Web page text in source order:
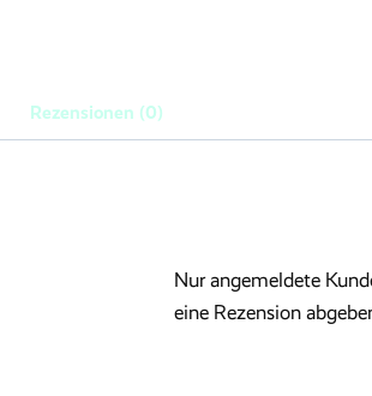
Rezensionen (0)
Nur angemeldete
eine Rezension